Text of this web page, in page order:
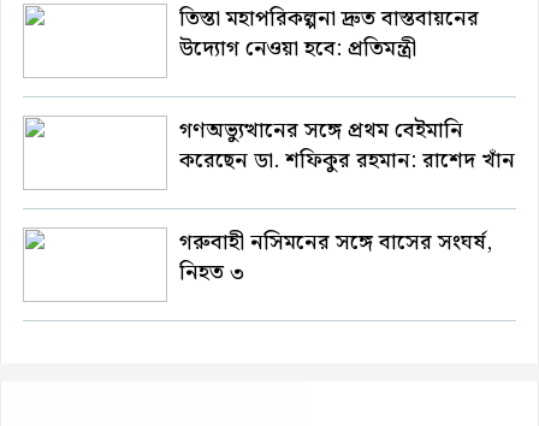
তিস্তা মহাপরিকল্পনা দ্রুত বাস্তবায়নের
উদ্যোগ নেওয়া হবে: প্রতিমন্ত্রী
গণঅভ্যুত্থানের সঙ্গে প্রথম বেইমানি
করেছেন ডা. শফিকুর রহমান: রাশেদ খাঁন
গরুবাহী নসিমনের সঙ্গে বাসের সংঘর্ষ,
নিহত ৩